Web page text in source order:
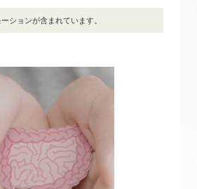
ションが含まれています。